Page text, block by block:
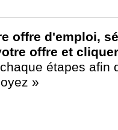
offre d'emploi,
offre et
étapes afin
»